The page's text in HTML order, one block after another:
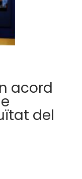
acord
del